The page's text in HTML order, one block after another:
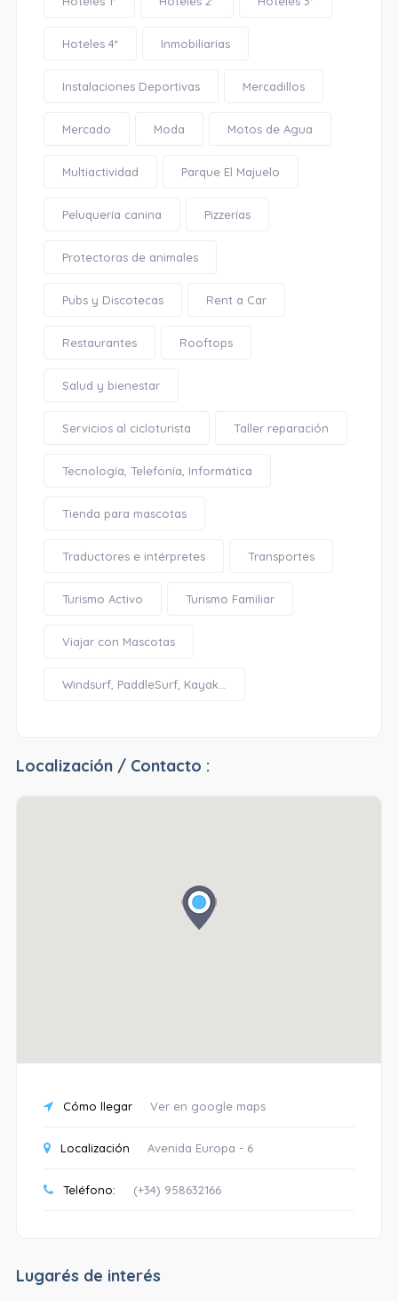
Hoteles 4* Inmobiliarias
Instalaciones Deportivas Mercadillos
Mercado Moda Motos de Agua
Multiactividad Parque El Majuelo
Peluquería canina Pizzerías
Protectoras de animales
Pubs y Discotecas Rent a Car
Restaurantes Rooftops
Salud y bienestar
Servicios al cicloturista Taller reparación
Tecnología, Telefonía, Informática
Tienda para mascotas
Traductores e intérpretes Transportes
Turismo Activo Turismo Familiar
Viajar con Mascotas
Windsurf, PaddleSurf, Kayak...
Localización / Contacto :
Cómo llegar Ver en google maps
Localización Avenida Europa - 6
Teléfono: (+34) 958632166
Lugarés de interés